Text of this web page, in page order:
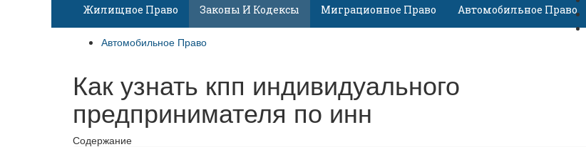
Жилищное Право Законы И Кодексы Миграционное Право Автомобильное Право
Автомобильное Право
Как узнать кпп индивидуального
предпринимателя по инн
Содержание